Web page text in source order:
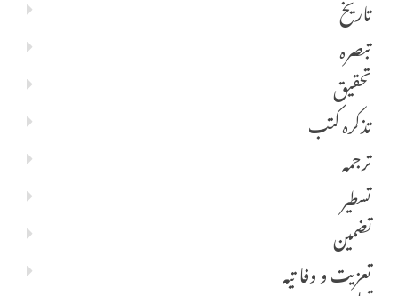
تاریخ
تبصرہ
تحقیق
تذکرہ کتب
ترجمہ
تسطیر
تضمین
تعزیت و وفا تیہ